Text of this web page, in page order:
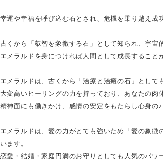
幸運や幸福を呼び込む石とされ、危機を乗り越え成
古くから「叡智を象徴する石」として知られ、宇宙
エメラルドを身につければ人間として成長すること
エメラルドは、古くから「治療と治癒の石」として
大変高いヒーリングの力を持っており、あなたの肉
精神面にも働きかけ、感情の安定をもたらし心身の
エメラルドは、愛の力がとても強いため「愛の象
います。
恋愛・結婚・家庭円満のお守りとしても人気のパワ